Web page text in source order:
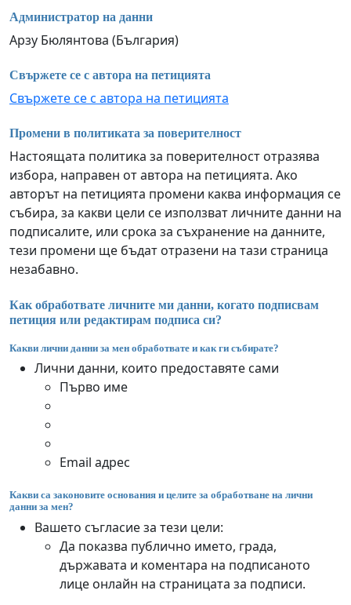
Администратор на данни
Арзу Бюлянтова (България)
Свържете се с автора на петицията
Свържете се с автора на петицията
Промени в политиката за поверителност
Настоящата политика за поверителност отразява
избора, направен от автора на петицията. Ако
авторът на петицията промени каква информация се
събира, за какви цели се използват личните данни на
подписалите, или срока за съхранение на данните,
тези промени ще бъдат отразени на тази страница
незабавно.
Как обработвате личните ми данни, когато подписвам
петиция или редактирам подписа си?
Какви лични данни за мен обработвате и как ги събирате?
Лични данни, които предоставяте сами
Първо име
Email адрес
Какви са законовите основания и целите за обработване на лични
данни за мен?
Вашето съгласие за тези цели:
Да показва публично името, града,
държавата и коментара на подписаното
лице онлайн на страницата за подписи.